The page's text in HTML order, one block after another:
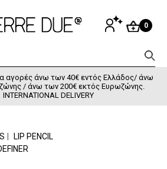
User
ΕΊΣΟΔΟΣ0
αγορές άνω των 40€ εντός Ελλάδος/ άνω
/ άνω των 200€ εκτός Ευρωζώνης.
INTERNATIONAL DELIVERY
LIP PENCIL